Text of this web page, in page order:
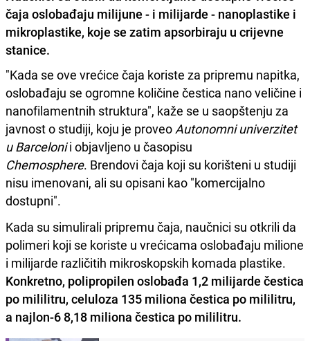
čaja oslobađaju milijune - i milijarde - nanoplastike i
mikroplastike, koje se zatim apsorbiraju u crijevne
stanice.
"Kada se ove vrećice čaja koriste za pripremu napitka,
oslobađaju se ogromne količine čestica nano veličine i
nanofilamentnih struktura", kaže se u saopštenju za
javnost o studiji, koju je proveo Autonomni univerzitet
u Barcelonii objavljeno u časopisu
Chemosphere. Brendovi čaja koji su korišteni u studiji
nisu imenovani, ali su opisani kao "komercijalno
dostupni".
Kada su simulirali pripremu čaja, naučnici su otkrili da
polimeri koji se koriste u vrećicama oslobađaju milione
i milijarde različitih mikroskopskih komada plastike.
Konkretno, polipropilen oslobađa 1,2 milijarde čestica
po mililitru, celuloza 135 miliona čestica po mililitru,
a najlon-6 8,18 miliona čestica po mililitru.